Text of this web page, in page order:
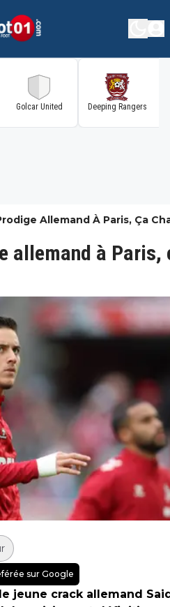
Golcar United Deeping Rangers
Allemand À Paris, Ça
allemand à Paris,
sur Google
jeune crack allemand